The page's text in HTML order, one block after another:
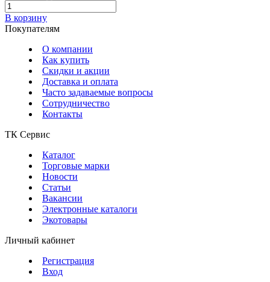
В корзину
Покупателям
О компании
Как купить
Скидки и акции
Доставка и оплата
Часто задаваемые вопросы
Сотрудничество
Контакты
ТК Сервис
Каталог
Торговые марки
Новости
Статьи
Вакансии
Электронные каталоги
Экотовары
Личный кабинет
Регистрация
Вход